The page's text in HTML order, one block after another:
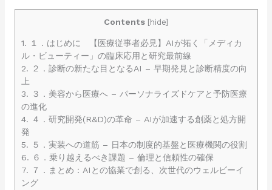
Contents [hide]
1. １．はじめに 【医療従事者必見】AIが拓く「メディカ
ル・ビューティー」の臨床応用と研究最前線
2. ２．診断の新たな目となるAI – 早期発見と診断精度の向
上
3. ３．美容から医療へ – パーソナライズドケアと予防医療
の進化
4. ４．研究開発(R&D)の革命 – AIが加速する創薬と処方開
発
5. ５．実装への道筋 – 日本の制度的基盤と医療機関の役割
6. ６．乗り越えるべき課題 – 倫理と信頼性の確保
7. ７．まとめ：AIとの協業で創る、次世代のウェルビーイ
ング